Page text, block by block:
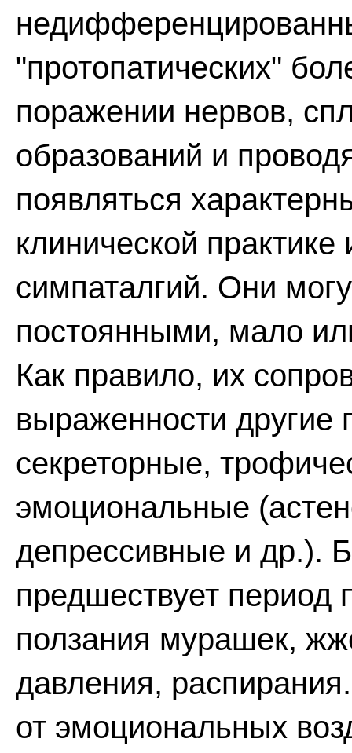
"протопатических"
поражении нервов,
образований и
появляться
клинической
симпаталгий. Они
постоянными, мало
Как правило, их
выраженности другие
секреторные,
эмоциональные
депрессивные и др.).
предшествует период
ползания мурашек,
давления,
от эмоциональных